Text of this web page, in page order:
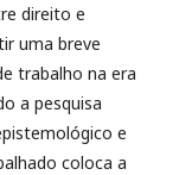
direito e
uma breve
trabalho na era
a pesquisa
e
coloca a